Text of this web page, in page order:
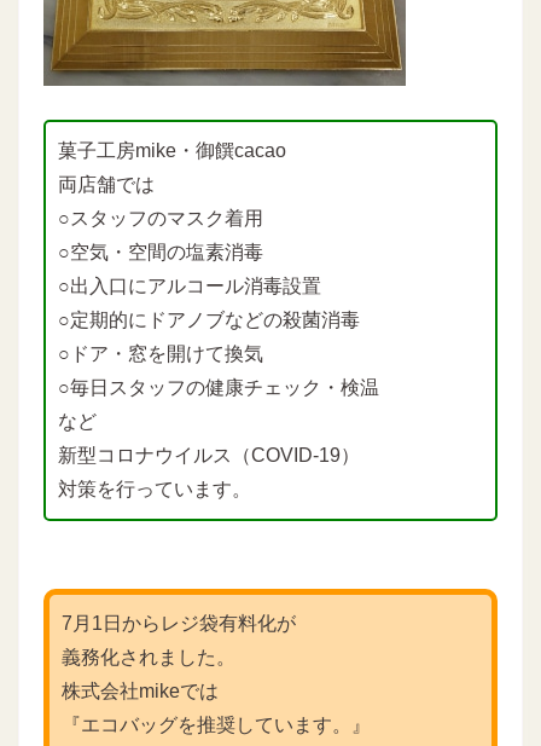
菓子工房mike・御饌cacao
両店舗では
○スタッフのマスク着用
○空気・空間の塩素消毒
○出入口にアルコール消毒設置
○定期的にドアノブなどの殺菌消毒
○ドア・窓を開けて換気
○毎日スタッフの健康チェック・検温
など
新型コロナウイルス（COVID-19）
対策を行っています。
7月1日からレジ袋有料化が
義務化されました。
株式会社mikeでは
『エコバッグを推奨しています。』